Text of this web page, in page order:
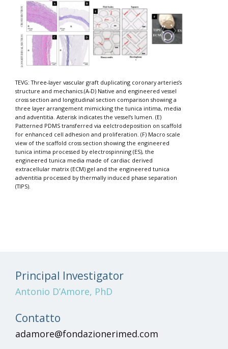
TEVG: Three-layer vascular graft duplicating coronary arteries’s
structure and mechanics.(A-D) Native and engineered vessel
cross section and longitudinal section comparison showing a
three layer arrangement mimicking the tunica intima, media
and adventitia. Asterisk indicates the vessel’s lumen. (E)
Patterned PDMS transferred via eelctrodeposition on scaffold
for enhanced cell adhesion and proliferation. (F) Macro scale
view of the scaffold cross section showing the engineered
tunica intima processed by electrospinning (ES), the
engineered tunica media made of cardiac derived
extracellular matrix (ECM) gel and the engineered tunica
adventitia processed by thermally induced phase separation
(TIPS).
Principal Investigator
Antonio D’Amore, PhD
Contatto
adamore@fondazionerimed.com